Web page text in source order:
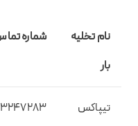
نام تخلیه
بار
شماره
تیپاکس